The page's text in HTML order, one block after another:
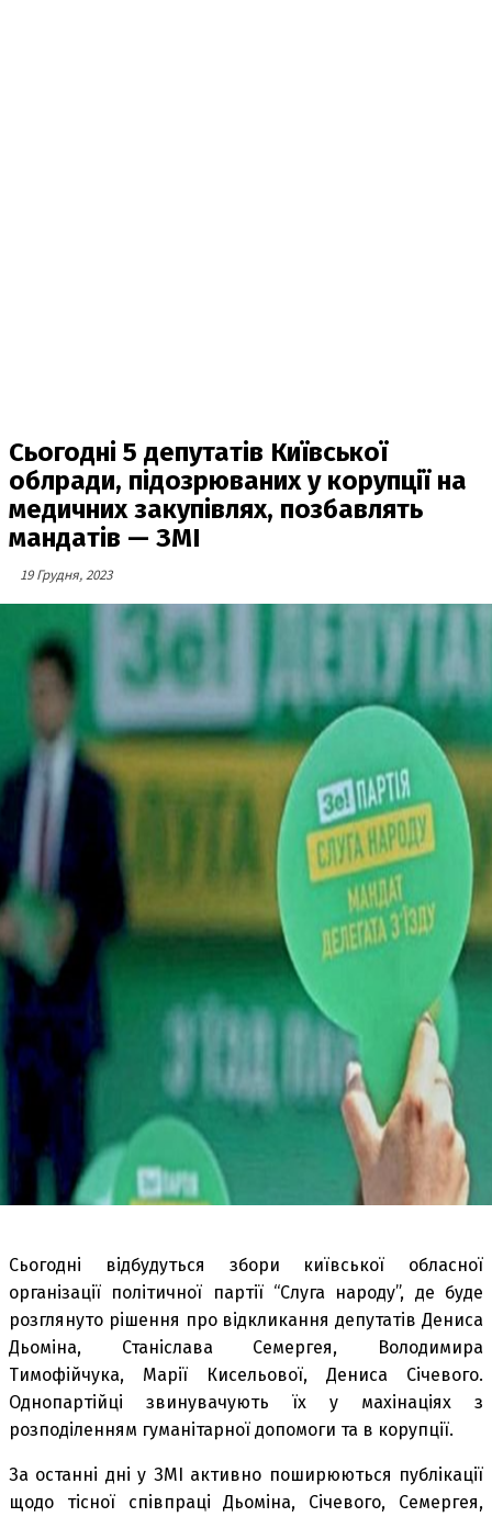
Сьогодні 5 депутатів Київської
облради, підозрюваних у корупції на
медичних закупівлях, позбавлять
мандатів — ЗМІ
19 Грудня, 2023
Сьогодні відбудуться збори київської обласної
організації політичної партії “Слуга народу”, де буде
розглянуто рішення про відкликання депутатів Дениса
Дьоміна, Станіслава Семергея, Володимира
Тимофійчука, Марії Кисельової, Дениса Січевого.
Однопартійці звинувачують їх у махінаціях з
розподіленням гуманітарної допомоги та в корупції.
За останні дні у ЗМІ активно поширюються публікації
щодо тісної співпраці Дьоміна, Січевого, Семергея,